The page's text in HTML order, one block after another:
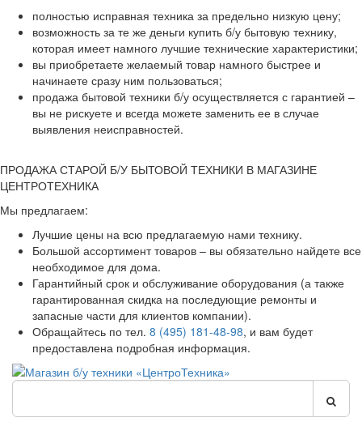
полностью исправная техника за предельно низкую цену;
возможность за те же деньги купить б/у бытовую технику,
которая имеет намного лучшие технические характеристики;
вы приобретаете желаемый товар намного быстрее и
начинаете сразу ним пользоваться;
продажа бытовой техники б/у осуществляется с гарантией –
вы не рискуете и всегда можете заменить ее в случае
выявления неисправностей.
ПРОДАЖА СТАРОЙ Б/У БЫТОВОЙ ТЕХНИКИ В МАГАЗИНЕ
ЦЕНТРОТЕХНИКА
Мы предлагаем:
Лучшие цены на всю предлагаемую нами технику.
Большой ассортимент товаров – вы обязательно найдете все
необходимое для дома.
Гарантийный срок и обслуживание оборудования (а также
гарантированная скидка на последующие ремонты и
запасные части для клиентов компании).
Обращайтесь по тел. 8 (495) 181-48-98, и вам будет
предоставлена подробная информация.